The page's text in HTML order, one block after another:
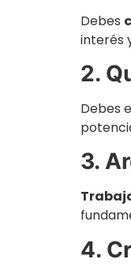
Debes
interés
2.
Debes
3.
4.